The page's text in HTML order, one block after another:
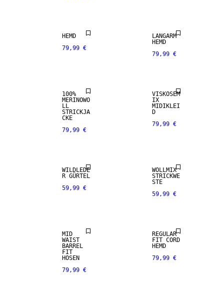
HEMD
79,99 €
LANGARM
HEMD
79,99 €
NEUHEITEN
100%
MERINOWO
LL
STRICKJA
CKE
79,99 €
VISKOSEM
IX
MIDIKLEI
D
79,99 €
NEUHEITEN
PREMIUM
WILDLEDE
R GÜRTEL
59,99 €
WOLLMIX
STRICKWE
STE
59,99 €
MID
WAIST
BARREL
FIT
HOSEN
79,99 €
REGULAR
FIT CORD
HEMD
79,99 €
NEUHEITEN
PREMIUM